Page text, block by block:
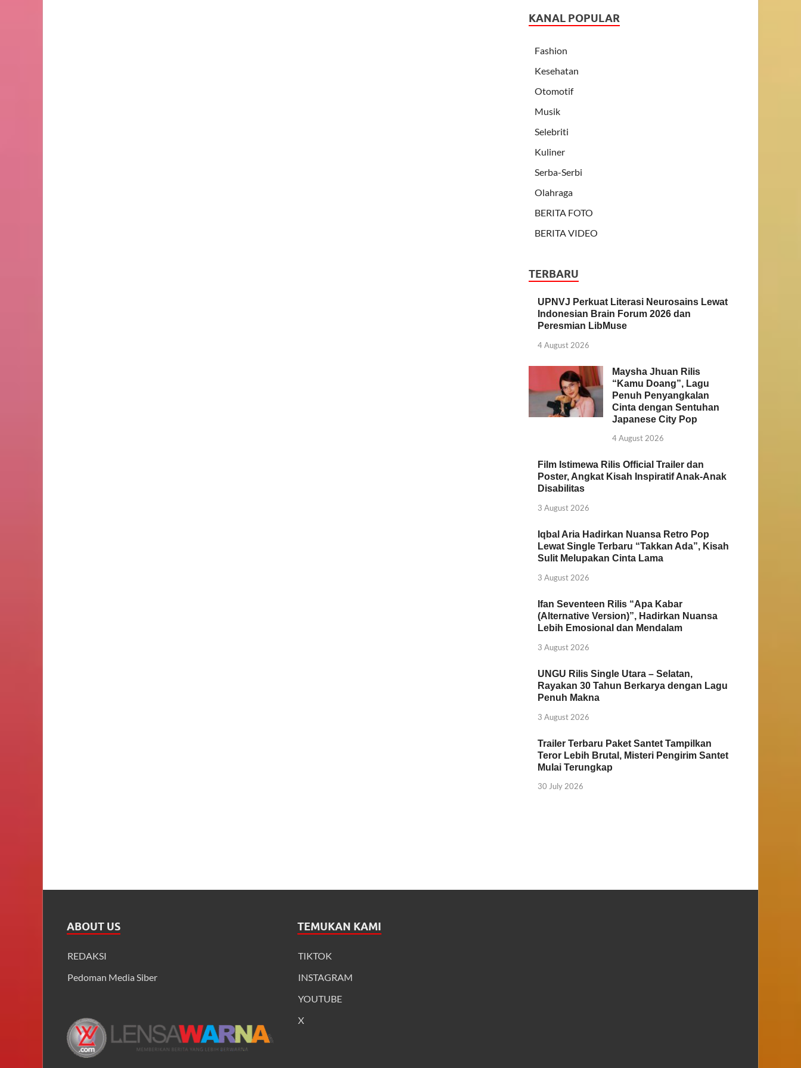
KANAL POPULAR
Fashion
Kesehatan
Otomotif
Musik
Selebriti
Kuliner
Serba-Serbi
Olahraga
BERITA FOTO
BERITA VIDEO
TERBARU
UPNVJ Perkuat Literasi Neurosains Lewat
Indonesian Brain Forum 2026 dan
Peresmian LibMuse
4 August 2026
Maysha Jhuan Rilis
“Kamu Doang”, Lagu
Penuh Penyangkalan
Cinta dengan Sentuhan
Japanese City Pop
4 August 2026
Film Istimewa Rilis Official Trailer dan
Poster, Angkat Kisah Inspiratif Anak-Anak
Disabilitas
3 August 2026
Iqbal Aria Hadirkan Nuansa Retro Pop
Lewat Single Terbaru “Takkan Ada”, Kisah
Sulit Melupakan Cinta Lama
3 August 2026
Ifan Seventeen Rilis “Apa Kabar
(Alternative Version)”, Hadirkan Nuansa
Lebih Emosional dan Mendalam
3 August 2026
UNGU Rilis Single Utara – Selatan,
Rayakan 30 Tahun Berkarya dengan Lagu
Penuh Makna
3 August 2026
Trailer Terbaru Paket Santet Tampilkan
Teror Lebih Brutal, Misteri Pengirim Santet
Mulai Terungkap
30 July 2026
ABOUT US
REDAKSI
Pedoman Media Siber
TEMUKAN KAMI
TIKTOK
INSTAGRAM
YOUTUBE
X